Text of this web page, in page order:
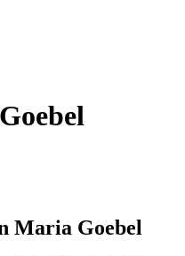
Maria Goebel